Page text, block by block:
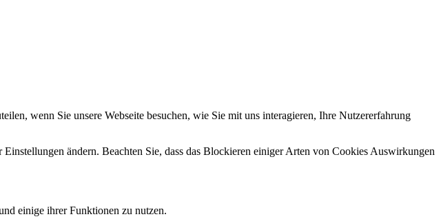
wenn Sie unsere Webseite besuchen, wie Sie mit uns interagieren, Ihre Nutzererfahrung
ändern. Beachten Sie, dass das Blockieren einiger Arten von Cookies Auswirkungen
einige ihrer Funktionen zu nutzen.